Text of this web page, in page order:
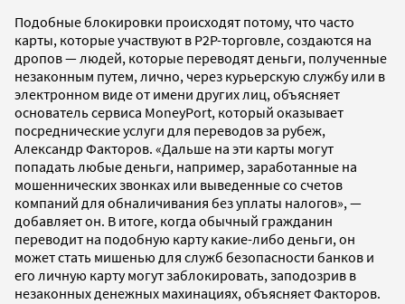
Подобные блокировки происходят потому, что часто
карты, которые участвуют в P2P-торговле, создаются на
дропов — людей, которые переводят деньги, полученные
незаконным путем, лично, через курьерскую службу или в
электронном виде от имени других лиц, объясняет
основатель сервиса MoneyPort, который оказывает
посреднические услуги для переводов за рубеж,
Александр Факторов. «Дальше на эти карты могут
попадать любые деньги, например, заработанные на
мошеннических звонках или выведенные со счетов
компаний для обналичивания без уплаты налогов», —
добавляет он. В итоге, когда обычный гражданин
переводит на подобную карту какие-либо деньги, он
может стать мишенью для служб безопасности банков и
его личную карту могут заблокировать, заподозрив в
незаконных денежных махинациях, объясняет Факторов.